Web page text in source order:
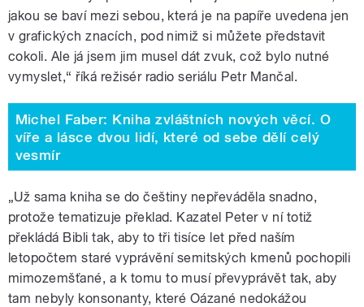
jakou se baví mezi sebou, která je na papíře uvedena jen
v grafických znacích, pod nimiž si můžete představit
cokoli. Ale já jsem jim musel dát zvuk, což bylo nutné
vymyslet,“ říká režisér radio seriálu Petr Mančal.
Michel Faber: Kniha zvláštních nových věcí. O
víře a lásce dvou lidí, které od sebe dělí celý
vesmír
„Už sama kniha se do češtiny nepřeváděla snadno,
protože tematizuje překlad. Kazatel Peter v ní totiž
překládá Bibli tak, aby to tři tisíce let před naším
letopočtem staré vyprávění semitských kmenů pochopili
mimozemšťané, a k tomu to musí převyprávět tak, aby
tam nebyly konsonanty, které Oázané nedokážou